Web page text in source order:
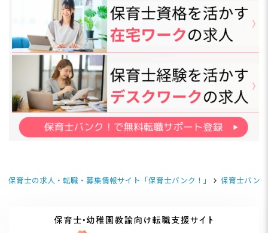
保育士の求人・転職・募集情報サイト「保育士バンク！」 保育士バン